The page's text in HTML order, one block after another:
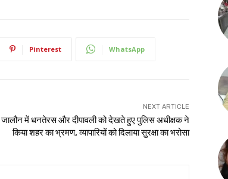
Pinterest WhatsApp
NEXT ARTICLE
जालौन में धनतेरस और दीपावली को देखते हुए पुलिस अधीक्षक ने
किया शहर का भ्रमण, व्यापारियों को दिलाया सुरक्षा का भरोसा